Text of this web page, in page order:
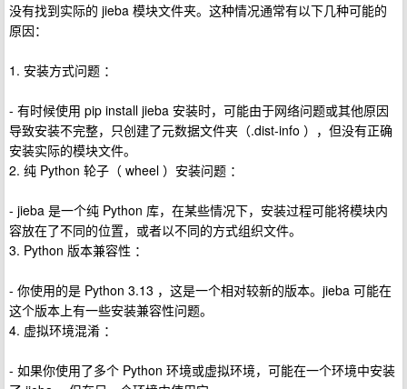
没有找到实际的 jieba 模块文件夹。这种情况通常有以下几种可能的
原因：
1. 安装方式问题 ：
- 有时候使用 pip install jieba 安装时，可能由于网络问题或其他原因
导致安装不完整，只创建了元数据文件夹（.dist-info ），但没有正确
安装实际的模块文件。
2. 纯 Python 轮子（ wheel ）安装问题 ：
- jieba 是一个纯 Python 库，在某些情况下，安装过程可能将模块内
容放在了不同的位置，或者以不同的方式组织文件。
3. Python 版本兼容性 ：
- 你使用的是 Python 3.13 ，这是一个相对较新的版本。jieba 可能在
这个版本上有一些安装兼容性问题。
4. 虚拟环境混淆 ：
- 如果你使用了多个 Python 环境或虚拟环境，可能在一个环境中安装